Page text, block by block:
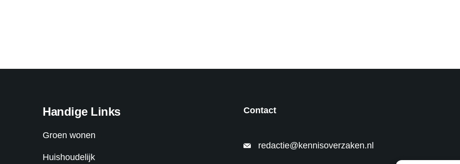
Handige Links
Groen wonen
Huishoudelijk
Contact
redactie@kennisoverzaken.nl